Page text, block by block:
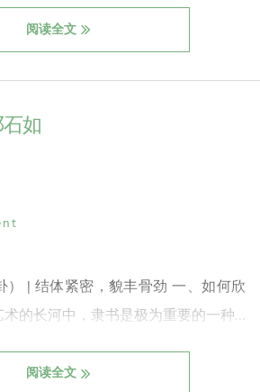
阅读全文
石如
） | 结体紧密，貌丰骨劲 一、如何欣
的长河中，隶书是极为重要的一种…
阅读全文